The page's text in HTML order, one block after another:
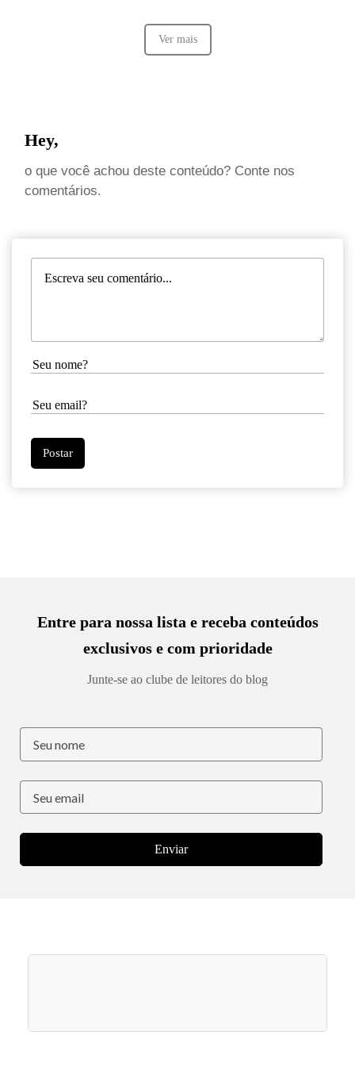
Ver mais
Hey,
o que você achou deste conteúdo? Conte nos
comentários.
Entre para nossa lista e receba conteúdos
exclusivos e com prioridade
Junte-se ao clube de leitores do blog
Enviar